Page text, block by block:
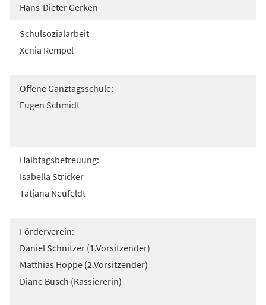
Hans-Dieter Gerken
Schulsozialarbeit
Xenia Rempel
Offene Ganztagsschule:
Eugen Schmidt
Halbtagsbetreuung:
Isabella Stricker
Tatjana Neufeldt
Förderverein:
Daniel Schnitzer (1.Vorsitzender)
Matthias Hoppe (2.Vorsitzender)
Diane Busch (Kassiererin)